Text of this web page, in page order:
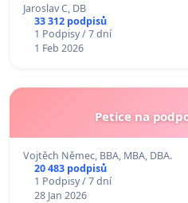
Jaroslav C, DB
33 312 podpisů
1 Podpisy / 7 dní
1 Feb 2026
Petice na
Vojtěch Němec, BBA, MBA, DBA.
20 483 podpisů
1 Podpisy / 7 dní
28 Jan 2026